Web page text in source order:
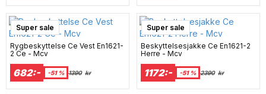
Super sale
Rygbeskyttelse Ce Vest En1621-
2 Ce - Mcv
682:- -51 % 1390 kr
Super sale
Beskyttelsesjakke Ce En1621-2
Herre - Mcv
1172:- -51 % 2390 kr